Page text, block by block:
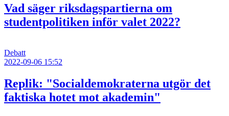
Vad säger riksdagspartierna om
studentpolitiken inför valet 2022?
Debatt
2022-09-06 15:52
Replik: "Socialdemokraterna utgör det
faktiska hotet mot akademin"